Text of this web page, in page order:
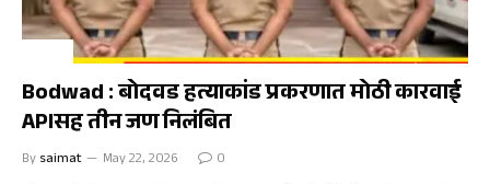
Bodwad : बोदवड हत्याकांड प्रकरणात मोठी कारवाई
APIसह तीन जण निलंबित
By saimat May 22, 2026 0